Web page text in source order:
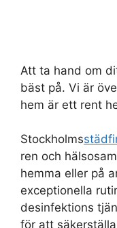
Att ta hand om
bäst på. Vi är
hem är ett rent
Stockholms
ren och
hemma eller på
exceptionella
desinfektions
för att